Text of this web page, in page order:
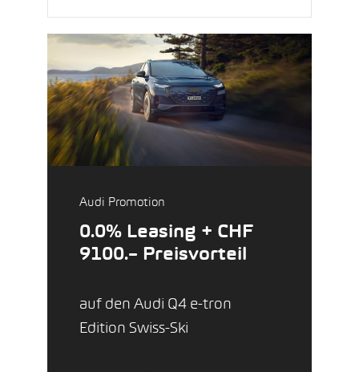
Audi Promotion
0.0% Leasing + CHF
9100.– Preisvorteil
auf den Audi Q4 e-tron
Edition Swiss-Ski